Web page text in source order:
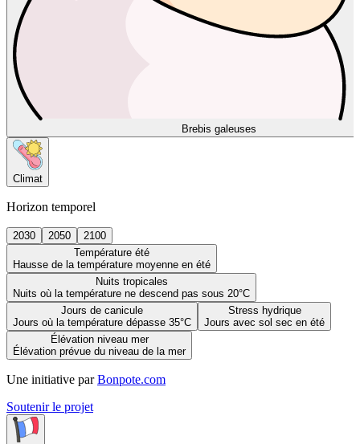
Brebis galeuses
Climat
Horizon temporel
2030 2050
2100
Température été
Hausse de la température moyenne en été
Nuits tropicales
Nuits où la température ne descend pas sous 20°C
Jours de canicule
Jours où la température dépasse 35°C
Stress hydrique
Jours avec sol sec en été
Élévation niveau mer
Élévation prévue du niveau de la mer
Une initiative par Bonpote.com
Soutenir le projet